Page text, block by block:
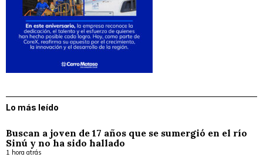
Lo más leído
Buscan a joven de 17 años que se sumergió en el río
Sinú y no ha sido hallado
1 hora atrás